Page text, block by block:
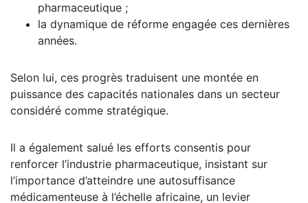
pharmaceutique ;
la dynamique de réforme engagée ces dernières
années.
Selon lui, ces progrès traduisent une montée en
puissance des capacités nationales dans un secteur
considéré comme stratégique.
Il a également salué les efforts consentis pour
renforcer l’industrie pharmaceutique, insistant sur
l’importance d’atteindre une autosuffisance
médicamenteuse à l’échelle africaine, un levier